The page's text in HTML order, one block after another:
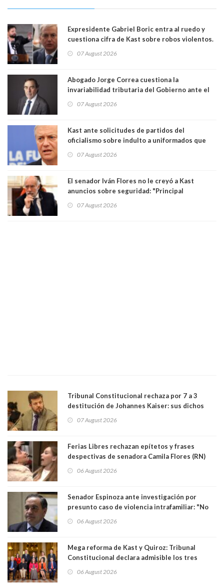
Expresidente Gabriel Boric entra al ruedo y
cuestiona cifra de Kast sobre robos violentos.
07 August 2026
Abogado Jorge Correa cuestiona la
invariabilidad tributaria del Gobierno ante el
democracia” y "defendemos la alternancia en el
07 August 2026
Kast ante solicitudes de partidos del
oficialismo sobre indulto a uniformados que
07 August 2026
El senador Iván Flores no le creyó a Kast
anuncios sobre seguridad: "Principal
perseguir ruta del dinero y levantar secreto
07 August 2026
Tribunal Constitucional rechaza por 7 a 3
destitución de Johannes Kaiser: sus dichos
justicia constitucional porque no es diputado
07 August 2026
Ferias Libres rechazan epítetos y frases
despectivas de senadora Camila Flores (RN)
06 August 2026
Senador Espinoza ante investigación por
presunto caso de violencia intrafamiliar: "No
antecedentes a Tribunal Supremo
06 August 2026
Mega reforma de Kast y Quiroz: Tribunal
Constitucional declara admisible los tres
06 August 2026